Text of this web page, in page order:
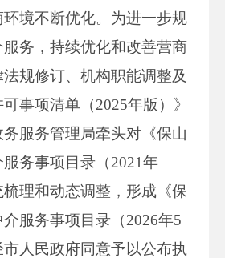
境不断优化。为进一步规
务，持续优化和改善营商
规修订、机构职能调整及
可事项清单（2025年版）》
服务管理局牵头对《保山
务事项目录（2021年
理和动态调整，形成《保
服务事项目录（2026年5
人民政府同意予以公布执